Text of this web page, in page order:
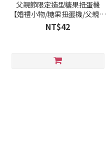
父親節限定造型糖果扭蛋機
【婚禮小物/糖果扭蛋機/父親節
推薦】
NT$42